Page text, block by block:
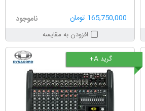
165,750,000 تومان ناموجود
افزودن به مقایسه
گرید A+